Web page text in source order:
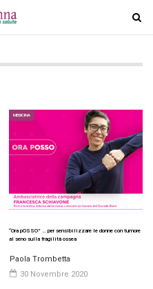
T
o
g
a
v
i
MEDICINA
“Ora pOSSO” … per sensibilizzare le donne con tumore
al seno sulla fragilità ossea
Paola Trombetta
30 Novembre 2020